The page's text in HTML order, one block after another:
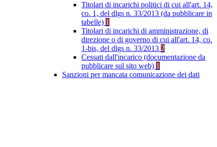
Titolari di incarichi politici di cui all'art. 14,
co. 1, del dlgs n. 33/2013 (da pubblicare in
tabelle) 1
Titolari di incarichi di amministrazione, di
direzione o di governo di cui all'art. 14, co.
1-bis, del dlgs n. 33/2013 2
Cessati dall'incarico (documentazione da
pubblicare sul sito web) 1
Sanzioni per mancata comunicazione dei dati